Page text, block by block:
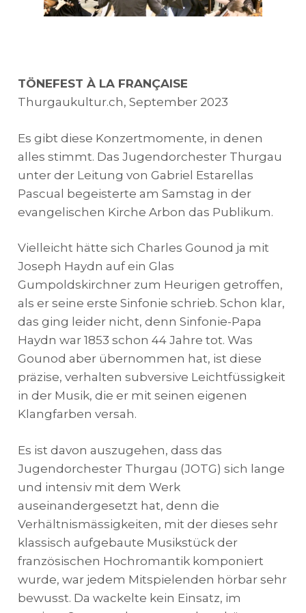
TÖNEFEST À LA FRANÇAISE
Thurgaukultur.ch, September 2023
Es gibt diese Konzertmomente, in denen
alles stimmt. Das Jugendorchester Thurgau
unter der Leitung von Gabriel Estarellas
Pascual begeisterte am Samstag in der
evangelischen Kirche Arbon das Publikum.
Vielleicht hätte sich Charles Gounod ja mit
Joseph Haydn auf ein Glas
Gumpoldskirchner zum Heurigen getroffen,
als er seine erste Sinfonie schrieb. Schon klar,
das ging leider nicht, denn Sinfonie-Papa
Haydn war 1853 schon 44 Jahre tot. Was
Gounod aber übernommen hat, ist diese
präzise, verhalten subversive Leichtfüssigkeit
in der Musik, die er mit seinen eigenen
Klangfarben versah.
Es ist davon auszugehen, dass das
Jugendorchester Thurgau (JOTG) sich lange
und intensiv mit dem Werk
auseinandergesetzt hat, denn die
Verhältnismässigkeiten, mit der dieses sehr
klassisch aufgebaute Musikstück der
französischen Hochromantik komponiert
wurde, war jedem Mitspielenden hörbar sehr
bewusst. Da wackelte kein Einsatz, im